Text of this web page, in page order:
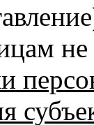
не